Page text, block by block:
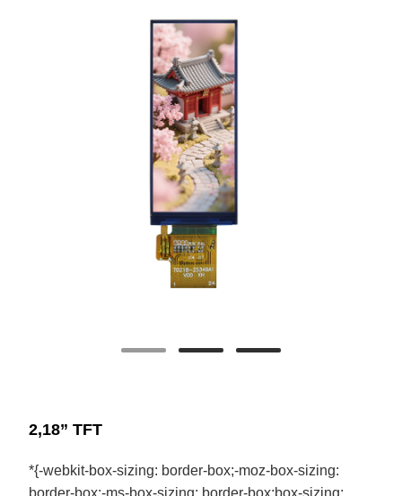
2,18” TFT
*{-webkit-box-sizing: border-box;-moz-box-sizing:
border-box;-ms-box-sizing: border-box;box-sizing: